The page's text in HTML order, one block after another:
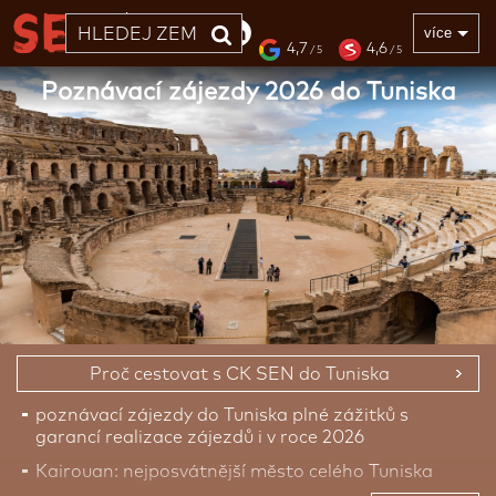
33 LET více
4,7 / 5 4,6 / 5
Poznávací zájezdy 2026 do Tuniska
Proč cestovat s CK SEN do Tuniska
poznávací zájezdy do Tuniska plné zážitků s
garancí realizace zájezdů i v roce 2026
Kairouan: nejposvátnější město celého Tuniska